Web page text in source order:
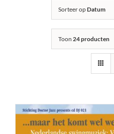
Sorteer opDatum
Toon 24 producten